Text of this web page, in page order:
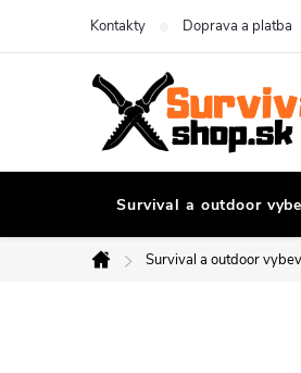
Kontakty Doprava a platba
Survival a outdoor
Domov
Survival a outdoor